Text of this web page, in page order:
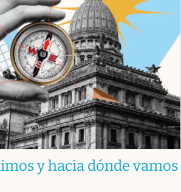
y hacia dónde vamos